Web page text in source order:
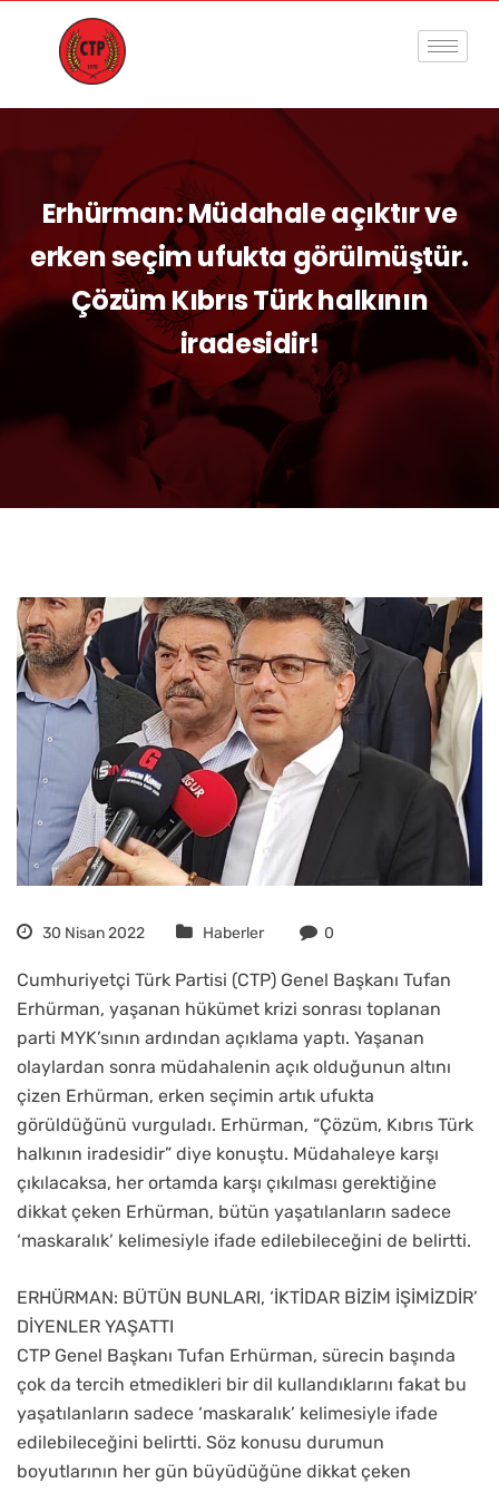
Erhürman: Müdahale açıktır ve
erken seçim ufukta görülmüştür.
Çözüm Kıbrıs Türk halkının
iradesidir!
30 Nisan 2022 Haberler 0
Cumhuriyetçi Türk Partisi (CTP) Genel Başkanı Tufan
Erhürman, yaşanan hükümet krizi sonrası toplanan
parti MYK’sının ardından açıklama yaptı. Yaşanan
olaylardan sonra müdahalenin açık olduğunun altını
çizen Erhürman, erken seçimin artık ufukta
görüldüğünü vurguladı. Erhürman, “Çözüm, Kıbrıs Türk
halkının iradesidir” diye konuştu. Müdahaleye karşı
çıkılacaksa, her ortamda karşı çıkılması gerektiğine
dikkat çeken Erhürman, bütün yaşatılanların sadece
‘maskaralık’ kelimesiyle ifade edilebileceğini de belirtti.
ERHÜRMAN: BÜTÜN BUNLARI, ‘İKTİDAR BİZİM İŞİMİZDİR’
DİYENLER YAŞATTI
CTP Genel Başkanı Tufan Erhürman, sürecin başında
çok da tercih etmedikleri bir dil kullandıklarını fakat bu
yaşatılanların sadece ‘maskaralık’ kelimesiyle ifade
edilebileceğini belirtti. Söz konusu durumun
boyutlarının her gün büyüdüğüne dikkat çeken